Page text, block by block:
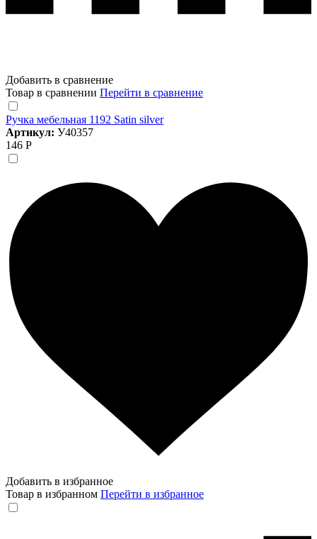
Добавить в сравнение
Товар в сравнении Перейти в сравнение
Ручка мебельная 1192 Satin silver
Артикул: У40357
146 Р
Добавить в избранное
Товар в избранном Перейти в избранное